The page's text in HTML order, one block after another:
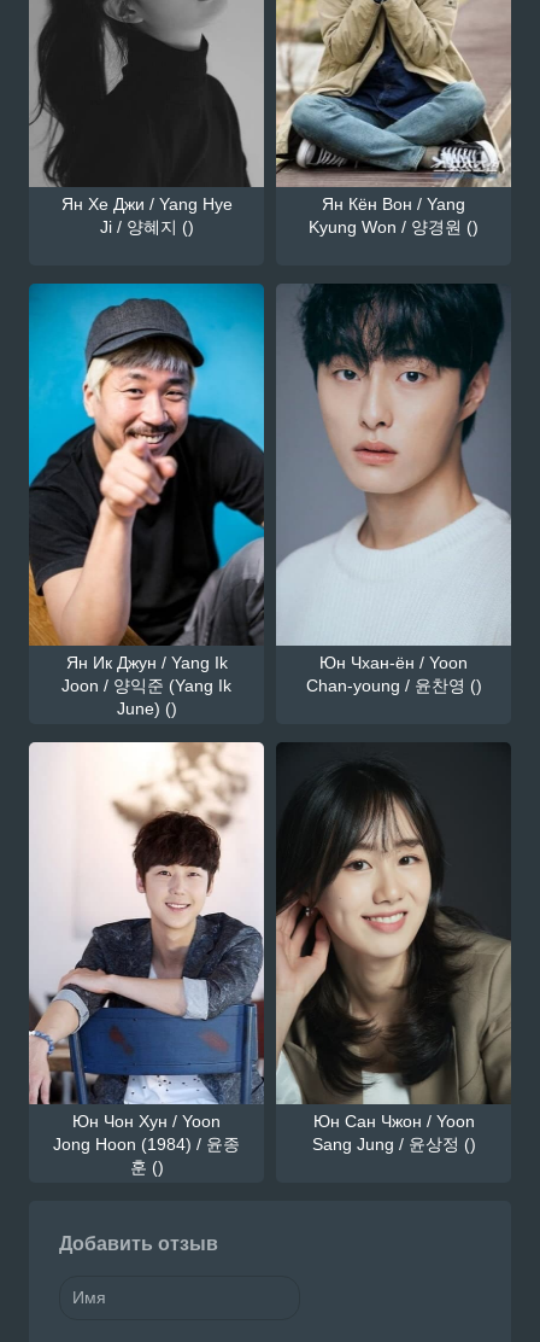
Ян Хе Джи / Yang Hye
Ji / 양혜지 ()
Ян Кён Вон / Yang
Kyung Won / 양경원 ()
Ян Ик Джун / Yang Ik
Joon / 양익준 (Yang Ik
June) ()
Юн Чхан-ён / Yoon
Chan-young / 윤찬영 ()
Юн Чон Хун / Yoon
Jong Hoon (1984) / 윤종
훈 ()
Юн Сан Чжон / Yoon
Sang Jung / 윤상정 ()
Добавить отзыв